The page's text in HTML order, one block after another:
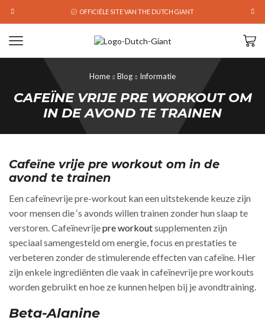
OFFICIËLE SITE VAN THE DUTCH GIANT
Home Blog Informatie
CAFEÏNE VRIJE PRE WORKOUT OM
IN DE AVOND TE TRAINEN
Cafeïne vrije pre workout om in de
avond te trainen
Een cafeïnevrije pre-workout kan een uitstekende keuze zijn
voor mensen die ‘s avonds willen trainen zonder hun slaap te
verstoren. Cafeïnevrijepre workoutsupplementen zijn
speciaal samengesteld om energie, focus en prestaties te
verbeteren zonder de stimulerende effecten van cafeïne. Hier
zijn enkele ingrediënten die vaak in cafeïnevrije pre workouts
worden gebruikt en hoe ze kunnen helpen bij je avondtraining.
Beta-Alanine